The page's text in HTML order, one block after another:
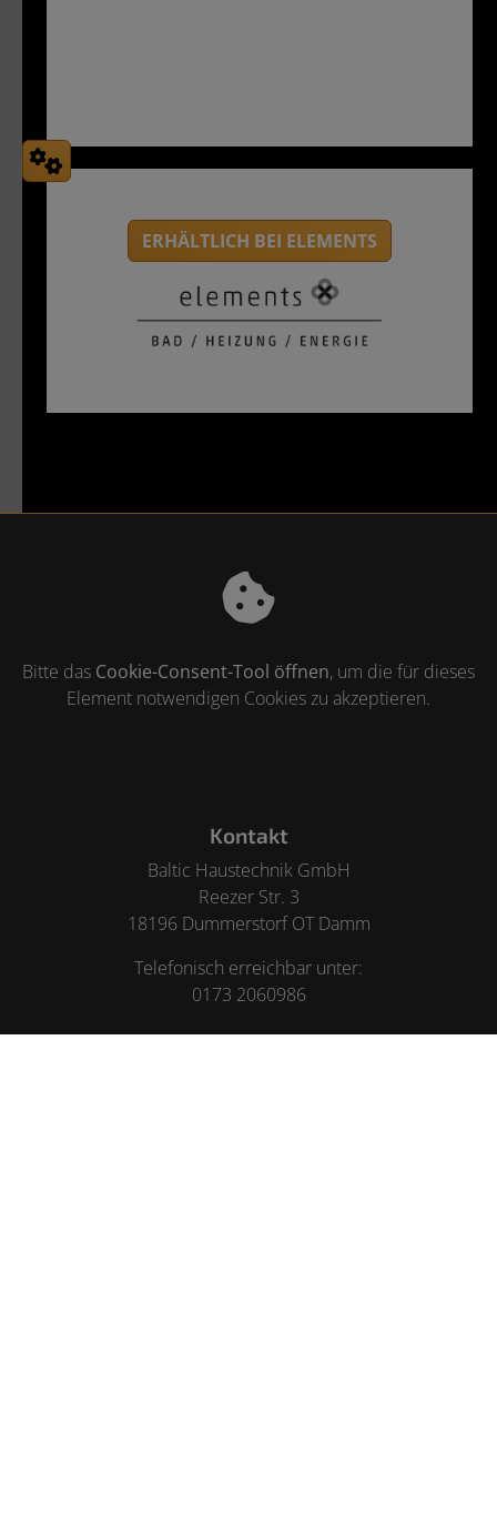
ERHÄLTLICH BEI ELEMENTS
Bitte das Cookie-Consent-Tool öffnen, um die für dieses
Element notwendigen Cookies zu akzeptieren.
Footer - Kontaktdaten und Öffnungszeiten
Kontakt
Baltic Haustechnik GmbH
Reezer Str. 3
18196 Dummerstorf OT Damm
Telefonisch erreichbar unter:
0173 2060986